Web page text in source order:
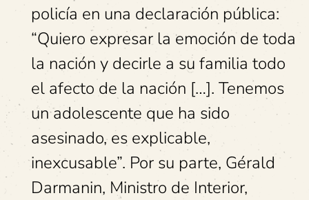
policía en una declaración pública:
“Quiero expresar la emoción de toda
la nación y decirle a su familia todo
el afecto de la nación […]. Tenemos
un adolescente que ha sido
asesinado, es explicable,
inexcusable”. Por su parte, Gérald
Darmanin, Ministro de Interior,